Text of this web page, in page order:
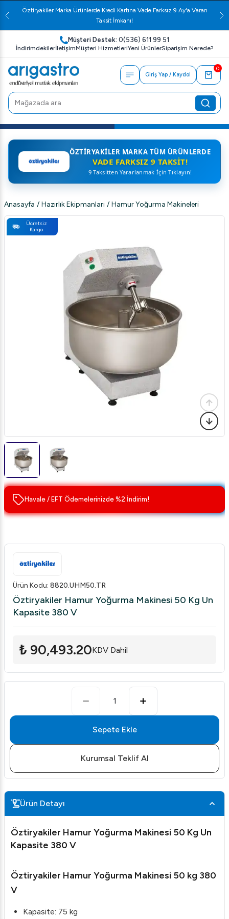
Öztiryakiler Marka Ürünlerde Kredi Kartına Vade Farksız 9 Ay'a Varan
Taksit İmkanı!
Müşteri Destek: 0(536) 611 99 51
İndirimdekilerİletişimMüşteri HizmetleriYeni ÜrünlerSiparişim Nerede?
Giriş Yap / Kaydol
0
ÖZTIRYAKILER MARKA TÜM ÜRÜNLERDE
VADE FARKSIZ 9 TAKSIT!
9 Taksitten Yararlanmak İçin Tıklayın!
Anasayfa / Hazırlık Ekipmanları / Hamur Yoğurma Makineleri
Ücretsiz
Kargo
Havale / EFT Ödemelerinizde %2 İndirim!
Ürün Kodu: 8820.UHM50.TR
Öztiryakiler Hamur Yoğurma Makinesi 50 Kg Un
Kapasite 380 V
₺ 90,493.20KDV Dahil
1
Sepete Ekle
Kurumsal Teklif Al
Ürün Detayı
Öztiryakiler Hamur Yoğurma Makinesi 50 Kg Un
Kapasite 380 V
Öztiryakiler Hamur Yoğurma Makinesi 50 kg 380
V
Kapasite: 75 kg